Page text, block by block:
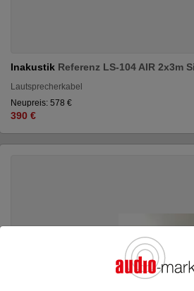
Inakustik Referenz LS-104 AIR 2x3m
Lautsprecherkabel
Neupreis: 578 €
390 €